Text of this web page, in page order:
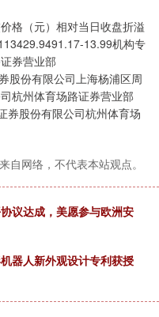
格（元）相对当日收盘折溢
13.99机构专
券营业部
股份有限公司上海杨浦区周
杭州体育场路证券营业部
券股份有限公司杭州体育场
自网络，不代表本站观点。
议达成，美愿参与欧洲安
器人新外观设计专利获授